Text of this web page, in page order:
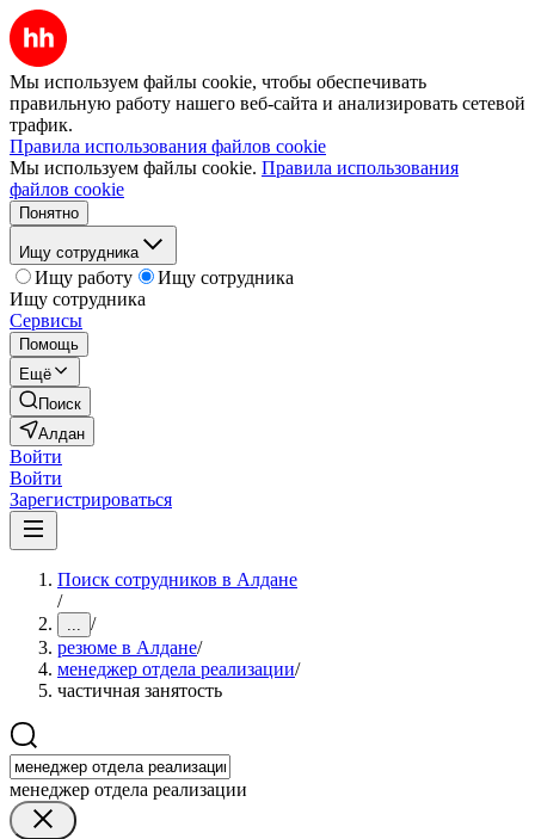
Мы используем файлы cookie, чтобы обеспечивать
правильную работу нашего веб-сайта и анализировать сетевой
трафик.
Правила использования файлов cookie
Мы используем файлы cookie. Правила использования
файлов cookie
Понятно
Ищу сотрудника
Ищу работу
Ищу сотрудника
Ищу сотрудника
Сервисы
Помощь
Ещё
Поиск
Алдан
Войти
Войти
Зарегистрироваться
Поиск сотрудников в Алдане
/
... /
резюме в Алдане/
менеджер отдела реализации/
частичная занятость
менеджер отдела реализации